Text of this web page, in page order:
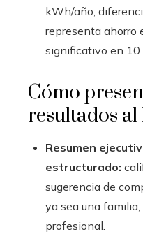
kWh/año;
representa ahorro
significativo en 10
Cómo
resultados
Resumen
estructurado:
sugerencia de
ya sea una
profesional.